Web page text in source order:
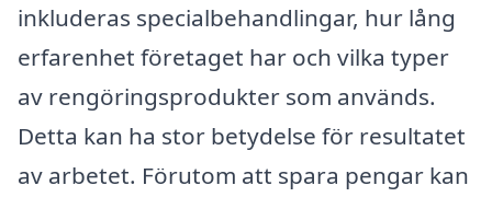
inkluderas specialbehandlingar, hur lång
erfarenhet företaget har och vilka typer
av rengöringsprodukter som används.
Detta kan ha stor betydelse för resultatet
av arbetet. Förutom att spara pengar kan